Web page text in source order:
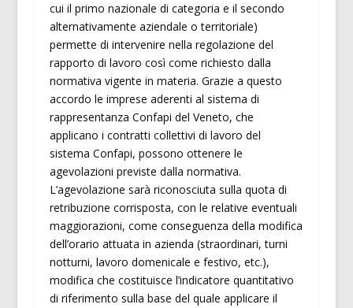
cui il primo nazionale di categoria e il secondo
alternativamente aziendale o territoriale)
permette di intervenire nella regolazione del
rapporto di lavoro così come richiesto dalla
normativa vigente in materia. Grazie a questo
accordo le imprese aderenti al sistema di
rappresentanza Confapi del Veneto, che
applicano i contratti collettivi di lavoro del
sistema Confapi, possono ottenere le
agevolazioni previste dalla normativa.
L’agevolazione sarà riconosciuta sulla quota di
retribuzione corrisposta, con le relative eventuali
maggiorazioni, come conseguenza della modifica
dell’orario attuata in azienda (straordinari, turni
notturni, lavoro domenicale e festivo, etc.),
modifica che costituisce l’indicatore quantitativo
di riferimento sulla base del quale applicare il